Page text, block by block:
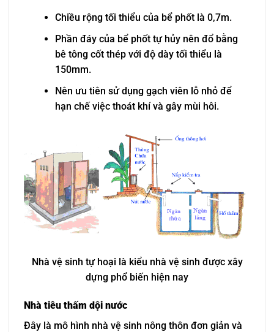
Chiều rộng tối thiểu của bể phốt là 0,7m.
Phần đáy của bể phốt tự hủy nên đổ bằng
bê tông cốt thép với độ dày tối thiểu là
150mm.
Nên ưu tiên sử dụng gạch viên lỗ nhỏ để
hạn chế việc thoát khí và gây mùi hôi.
Nhà vệ sinh tự hoại là kiểu nhà vệ sinh được xây
dựng phổ biến hiện nay
Nhà tiêu thấm dội nước
Đây là mô hình nhà vệ sinh nông thôn đơn giản và